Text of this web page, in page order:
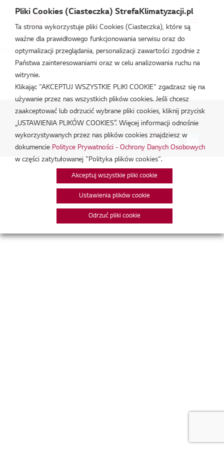
Strefa Klimatyzacji /EZ18CYN.CSK1
DUALCOOL SPECIAL E
cze 5, 2026
Polityka Prywatności - Ochrona danych osobowych.|
Zarządzaj zgodami na pliki cookie
Połącz:
Pliki Cookies (Ciasteczka) StrefaKlimatyzacji.pl
Ta strona wykorzystuje pliki Cookies (Ciasteczka), które są
ważne dla prawidłowego funkcjonowania serwisu oraz do
optymalizacji przeglądania, personalizacji zawartości zgodnie z
Państwa zainteresowaniami oraz w celu analizowania ruchu na
witrynie.
Klikając "AKCEPTUJ WSZYSTKIE PLIKI COOKIE" zgadzasz się na
używanie przez nas wszystkich plików cookies. Jeśli chcesz
zaakceptować lub odrzucić wybrane pliki cookies, kliknij przycisk
„USTAWIENIA PLIKÓW COOKIES”. Więcej informacji odnośnie
wykorzystywanych przez nas plików cookies znajdziesz w
dokumencie Polityce Prywatności - Ochrony Danych Osobowych
w części zatytułowanej "Polityka plików cookies".
Akceptuj wszystkie pliki cookie
Ustawienia plików cookie
Odrzuć pliki cookie